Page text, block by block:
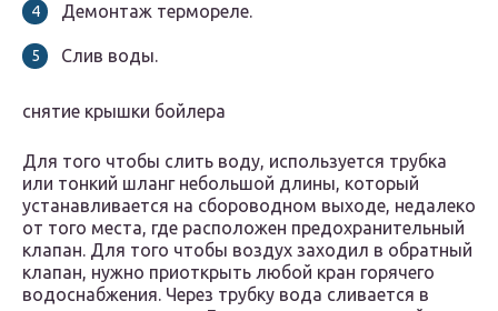
Демонтаж термореле.
Слив воды.
снятие крышки бойлера
Для того чтобы слить воду, используется трубка
или тонкий шланг небольшой длины, который
устанавливается на сбороводном выходе, недалеко
от того места, где расположен предохранительный
клапан. Для того чтобы воздух заходил в обратный
клапан, нужно приоткрыть любой кран горячего
водоснабжения. Через трубку вода сливается в